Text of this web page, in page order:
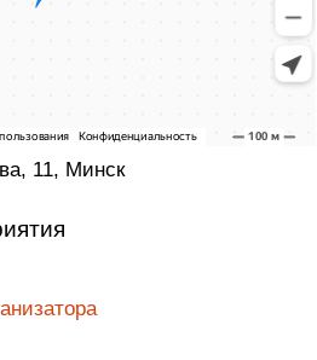
11, Минск